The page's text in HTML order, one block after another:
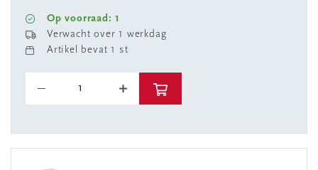
Op voorraad: 1
Verwacht over 1 werkdag
Artikel bevat 1 st